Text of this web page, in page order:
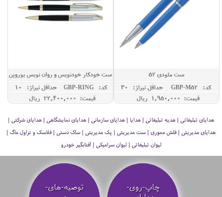
ست ملودی 52
کد: GBP-M52
حداقل تيراژ: 30
قیمت: 1,950,000 ريال
ست خودکار خودنویس و روان نویس یوروپن
مدل RING
کد: GBP-RING
حداقل تيراژ: 10
قیمت: 22,400,000 ريال
هدایای تبلیغاتی | هدیه تبلیغاتی | هدایا | هدایای سازمانی | هدایای نمایشگاهی | هدایای شرکتی |
هدایای مدیریتی | فلش مموری | ست مدیریتی | پک مدیریتی | ساک دستی | فلاسک و تراول ماگ |
لیوان تبلیغاتی | لیوان سرامیکی | آفتابگیر خودرو
چاپ-روی-
توصیه‌-های-